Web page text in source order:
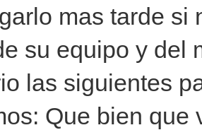
mas tarde si
su equipo y del
las siguientes
Que bien que